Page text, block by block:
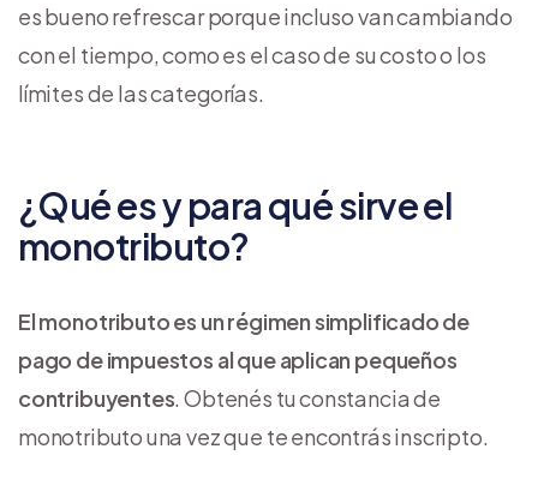
es bueno refrescar porque incluso van cambiando
con el tiempo, como es el caso de su costo o los
límites de las categorías.
¿Qué es y para qué sirve el
monotributo?
El monotributo es un régimen simplificado de
pago de impuestos al que aplican pequeños
contribuyentes. Obtenés tu constancia de
monotributo una vez que te encontrás inscripto.